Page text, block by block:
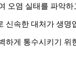
오염 실태를 파악
신속한 대처가 생명
하게 통수시키기 위